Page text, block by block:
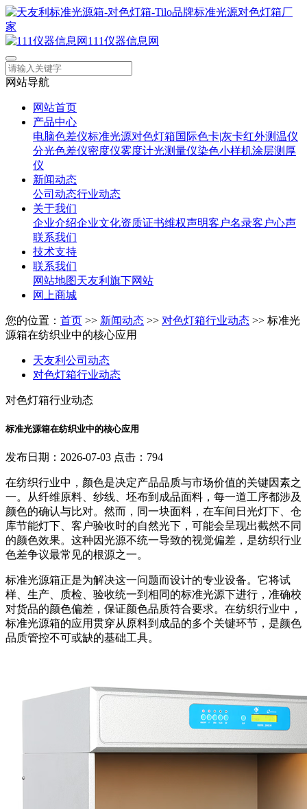
111仪器信息网
网站导航
网站首页
产品中心
电脑色差仪标准光源对色灯箱国际色卡|灰卡红外测温仪
分光色差仪密度仪雾度计光测量仪染色小样机涂层测厚
仪
新闻动态
公司动态行业动态
关于我们
企业介绍企业文化资质证书维权声明客户名录客户心声
联系我们
技术支持
联系我们
网站地图天友利旗下网站
网上商城
您的位置： 首页 >> 新闻动态 >> 对色灯箱行业动态 >> 标准光
源箱在纺织业中的核心应用
天友利公司动态
对色灯箱行业动态
对色灯箱行业动态
标准光源箱在纺织业中的核心应用
发布日期：2026-07-03 点击：794
在纺织行业中，颜色是决定产品品质与市场价值的关键因素之
一。从纤维原料、纱线、坯布到成品面料，每一道工序都涉及
颜色的确认与比对。然而，同一块面料，在车间日光灯下、仓
库节能灯下、客户验收时的自然光下，可能会呈现出截然不同
的颜色效果。这种因光源不统一导致的视觉偏差，是纺织行业
色差争议最常见的根源之一。
标准光源箱正是为解决这一问题而设计的专业设备。它将试
样、生产、质检、验收统一到相同的标准光源下进行，准确校
对货品的颜色偏差，保证颜色品质符合要求。在纺织行业中，
标准光源箱的应用贯穿从原料到成品的多个关键环节，是颜色
品质管控不可或缺的基础工具。